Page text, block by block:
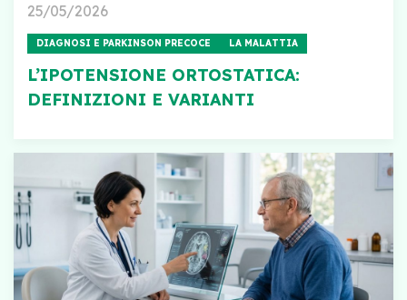
25/05/2026
DIAGNOSI E PARKINSON PRECOCE LA MALATTIA
L’IPOTENSIONE ORTOSTATICA:
DEFINIZIONI E VARIANTI